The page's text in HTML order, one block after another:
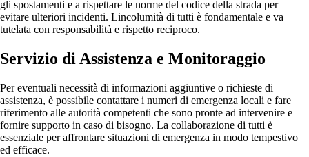
gli spostamenti e a rispettare le norme del codice della strada per
evitare ulteriori incidenti. Lincolumità di tutti è fondamentale e va
tutelata con responsabilità e rispetto reciproco.
Servizio di Assistenza e Monitoraggio
Per eventuali necessità di informazioni aggiuntive o richieste di
assistenza, è possibile contattare i numeri di emergenza locali e fare
riferimento alle autorità competenti che sono pronte ad intervenire e
fornire supporto in caso di bisogno. La collaborazione di tutti è
essenziale per affrontare situazioni di emergenza in modo tempestivo
ed efficace.